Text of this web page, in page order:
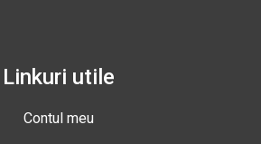
Linkuri utile
Contul meu